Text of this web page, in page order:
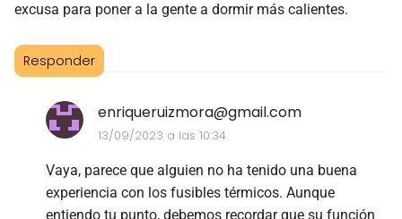
excusa para poner a la gente a dormir más calientes.
Responder
enriqueruizmora@gmail.com
13/09/2023 a las 10:34
Vaya, parece que alguien no ha tenido una buena
experiencia con los fusibles térmicos. Aunque
entiendo tu punto, debemos recordar que su función